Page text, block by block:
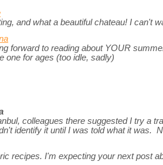
and what a beautiful chateau! I can't
forward to reading about YOUR
one for ages (too idle, sadly)
colleagues there suggested I try a
identify it until I was told what it was.
recipes. I'm expecting your next post